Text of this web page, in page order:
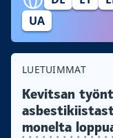
UA
LUETUIMMAT
Kevitsan
monelta